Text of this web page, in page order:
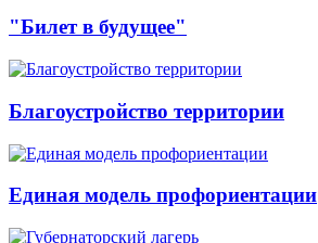
"Билет в будущее"
Благоустройство территории
Единая модель профориентации